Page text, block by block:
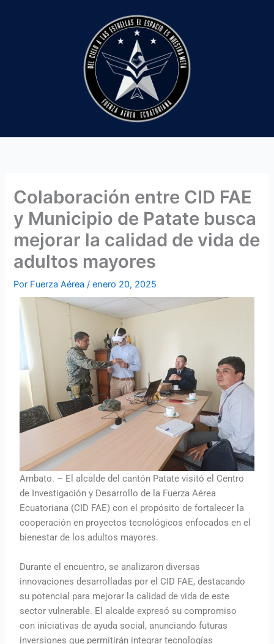
Colaboración entre CID FAE
y Municipio de Patate busca
mejorar la calidad de vida de
adultos mayores
Por Fuerza Aérea/enero 20, 2025
Ambato. – El alcalde del cantón Patate visitó el Centro
de Investigación y Desarrollo de la Fuerza Aérea
Ecuatoriana (CID FAE) con el propósito de fortalecer la
cooperación en proyectos tecnológicos enfocados en el
bienestar de los adultos mayores.
Durante el encuentro, se analizaron diversas
innovaciones desarrolladas por el CID FAE, destacando
su potencial para mejorar la calidad de vida de este
sector vulnerable. El alcalde expresó su compromiso
con iniciativas de ayuda social, anunciando futuras
inversiones que permitirán integrar tecnologías